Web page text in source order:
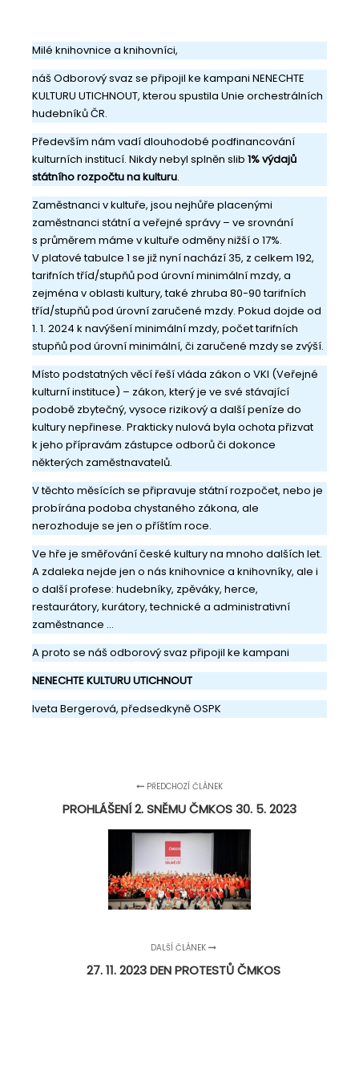
Milé knihovnice a knihovníci,
náš Odborový svaz se připojil ke kampani NENECHTE
KULTURU UTICHNOUT, kterou spustila Unie orchestrálních
hudebníků ČR.
Především nám vadí dlouhodobé podfinancování
kulturních institucí. Nikdy nebyl splněn slib 1% výdajů
státního rozpočtu na kulturu.
Zaměstnanci v kultuře, jsou nejhůře placenými
zaměstnanci státní a veřejné správy – ve srovnání
s průměrem máme v kultuře odměny nižší o 17%.
V platové tabulce 1 se již nyní nachází 35, z celkem 192,
tarifních tříd/stupňů pod úrovní minimální mzdy, a
zejména v oblasti kultury, také zhruba 80-90 tarifních
tříd/stupňů pod úrovní zaručené mzdy. Pokud dojde od
1. 1. 2024 k navýšení minimální mzdy, počet tarifních
stupňů pod úrovní minimální, či zaručené mzdy se zvýší.
Místo podstatných věcí řeší vláda zákon o VKI (Veřejné
kulturní instituce) – zákon, který je ve své stávající
podobě zbytečný, vysoce rizikový a další peníze do
kultury nepřinese. Prakticky nulová byla ochota přizvat
k jeho přípravám zástupce odborů či dokonce
některých zaměstnavatelů.
V těchto měsících se připravuje státní rozpočet, nebo je
probírána podoba chystaného zákona, ale
nerozhoduje se jen o příštím roce.
Ve hře je směřování české kultury na mnoho dalších let.
A zdaleka nejde jen o nás knihovnice a knihovníky, ale i
o další profese: hudebníky, zpěváky, herce,
restaurátory, kurátory, technické a administrativní
zaměstnance …
A proto se náš odborový svaz připojil ke kampani
NENECHTE KULTURU UTICHNOUT
Iveta Bergerová, předsedkyně OSPK
PŘEDCHOZÍ ČLÁNEK
PROHLÁŠENÍ 2. SNĚMU ČMKOS 30. 5. 2023
DALŠÍ ČLÁNEK
27. 11. 2023 DEN PROTESTŮ ČMKOS